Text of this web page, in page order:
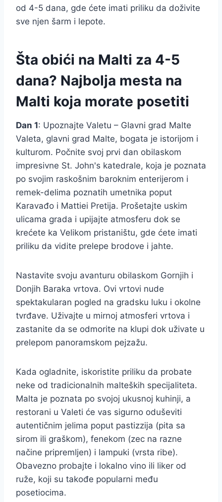
od 4-5 dana, gde ćete imati priliku da doživite
sve njen šarm i lepote.
Šta obići na Malti za 4-5
dana? Najbolja mesta na
Malti koja morate posetiti
Dan 1: Upoznajte Valetu – Glavni grad Malte
Valeta, glavni grad Malte, bogata je istorijom i
kulturom. Počnite svoj prvi dan obilaskom
impresivne St. John's katedrale, koja je poznata
po svojim raskošnim baroknim enterijerom i
remek-delima poznatih umetnika poput
Karavađo i Mattiei Pretija. Prošetajte uskim
ulicama grada i upijajte atmosferu dok se
krećete ka Velikom pristaništu, gde ćete imati
priliku da vidite prelepe brodove i jahte.
Nastavite svoju avanturu obilaskom Gornjih i
Donjih Baraka vrtova. Ovi vrtovi nude
spektakularan pogled na gradsku luku i okolne
tvrđave. Uživajte u mirnoj atmosferi vrtova i
zastanite da se odmorite na klupi dok uživate u
prelepom panoramskom pejzažu.
Kada ogladnite, iskoristite priliku da probate
neke od tradicionalnih malteških specijaliteta.
Malta je poznata po svojoj ukusnoj kuhinji, a
restorani u Valeti će vas sigurno oduševiti
autentičnim jelima poput pastizzija (pita sa
sirom ili graškom), fenekom (zec na razne
načine pripremljen) i lampuki (vrsta ribe).
Obavezno probajte i lokalno vino ili liker od
ruže, koji su takođe popularni među
posetiocima.